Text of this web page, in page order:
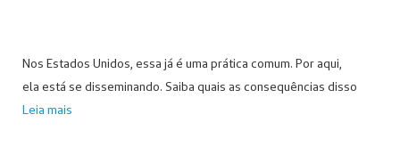
Nos Estados Unidos, essa já é uma prática comum. Por aqui,
ela está se disseminando. Saiba quais as consequências disso
Leia mais